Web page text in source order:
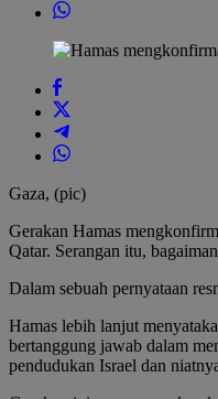
terbunuh
Gaza, (pic)
Gerakan Hamas
Qatar. Serangan itu,
Dalam sebuah pernyataan
Hamas lebih lanjut
bertanggung jawab dalam
pendudukan Israel dan